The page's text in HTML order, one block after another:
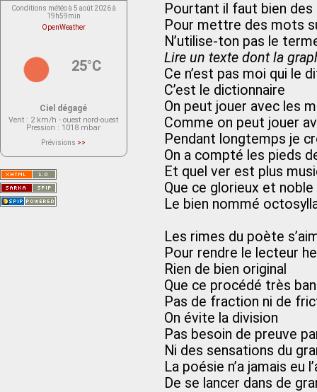
Pourtant il faut bien
Pour mettre des mots
N’utilise-ton pas le
Lire un texte dont la
Ce n’est pas moi qui le
C’est le dictionnaire
On peut jouer avec les
Comme on peut jouer
Pendant longtemps je
On a compté les pieds
Et quel ver est plus
Que ce glorieux et
Le bien nommé
Les rimes du poète
Pour rendre le lecteur
Rien de bien original
Que ce procédé très
Pas de fraction ni de
On évite la division
Pas besoin de preuve
Ni des sensations du
La poésie n’a jamais eu
De se lancer dans de
Conditions météo à 5 août 2026 à
19h59min
OpenWeather
25°C
Ciel dégagé
Vent : 2 km/h - ouest nord-ouest
Pression : 1018 mbar
Prévisions >>
actuellement aucune prévision
Saint-Nom.
Veuillez consulter le message du
service ci-dessous.
(401 - Invalid API key. Please see
https://openweathermap.org/faq#error401